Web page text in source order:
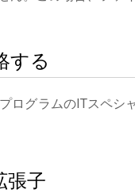
する
ログラムのITスペシ
張子